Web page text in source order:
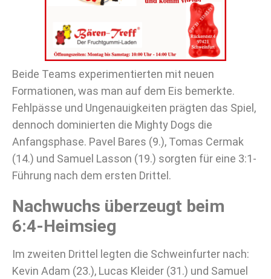
Beide Teams experimentierten mit neuen
Formationen, was man auf dem Eis bemerkte.
Fehlpässe und Ungenauigkeiten prägten das Spiel,
dennoch dominierten die Mighty Dogs die
Anfangsphase. Pavel Bares (9.), Tomas Cermak
(14.) und Samuel Lasson (19.) sorgten für eine 3:1-
Führung nach dem ersten Drittel.
Nachwuchs überzeugt beim
6:4-Heimsieg
Im zweiten Drittel legten die Schweinfurter nach:
Kevin Adam (23.), Lucas Kleider (31.) und Samuel